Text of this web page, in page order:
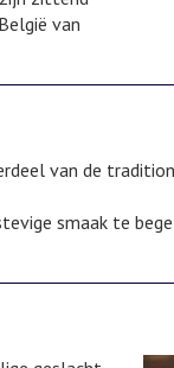
van
van de
smaak te